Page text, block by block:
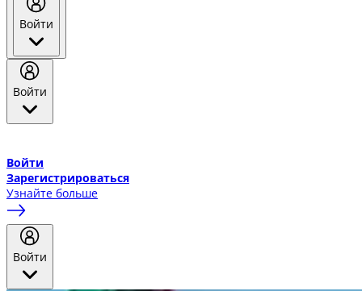
Войти
Войти
Войти
Зарегистрироваться
Узнайте больше
Войти